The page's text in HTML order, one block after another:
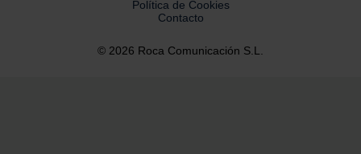
Política de Cookies
Contacto
© 2026 Roca Comunicación S.L.